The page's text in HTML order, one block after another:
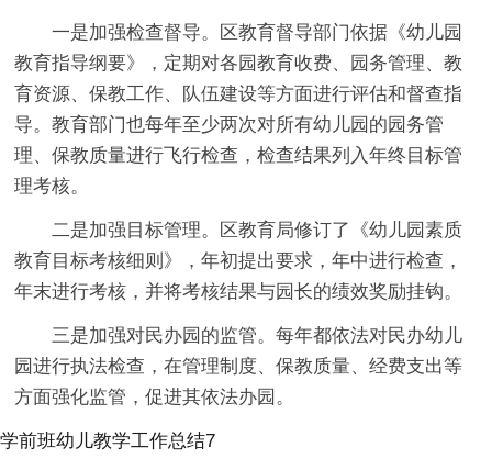
一是加强检查督导。区教育督导部门依据《幼儿园
教育指导纲要》，定期对各园教育收费、园务管理、教
育资源、保教工作、队伍建设等方面进行评估和督查指
导。教育部门也每年至少两次对所有幼儿园的园务管
理、保教质量进行飞行检查，检查结果列入年终目标管
理考核。
二是加强目标管理。区教育局修订了《幼儿园素质
教育目标考核细则》，年初提出要求，年中进行检查，
年末进行考核，并将考核结果与园长的绩效奖励挂钩。
三是加强对民办园的监管。每年都依法对民办幼儿
园进行执法检查，在管理制度、保教质量、经费支出等
方面强化监管，促进其依法办园。
学前班幼儿教学工作总结7